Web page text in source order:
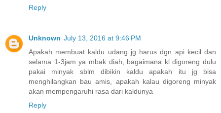
Reply
Unknown July 13, 2016 at 9:46 PM
Apakah membuat kaldu udang jg harus dgn api kecil dan
selama 1-3jam ya mbak diah, bagaimana kl digoreng dulu
pakai minyak sblm dibikin kaldu apakah itu jg bisa
menghilangkan bau amis, apakah kalau digoreng minyak
akan mempengaruhi rasa dari kaldunya
Reply